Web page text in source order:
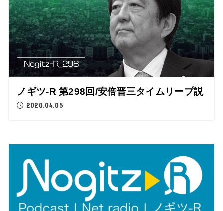
ノギツ-R 第298回/安倍晋三タイムリープ説
2020.04.05